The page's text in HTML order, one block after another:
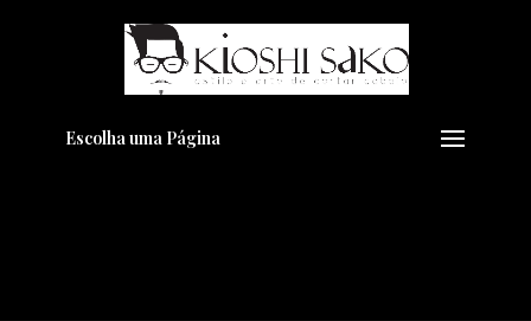
Escolha uma Página
Pensando em transformar seu
Visual??